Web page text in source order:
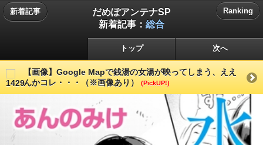
新着記事
だめぽアンテナSP
新着記事： 総合
Ranking
トップ 次へ
【画像】Google Mapで銭湯の女湯が映ってしまう、ええ
んかコレ・・・（※画像あり）
(PickUP!)